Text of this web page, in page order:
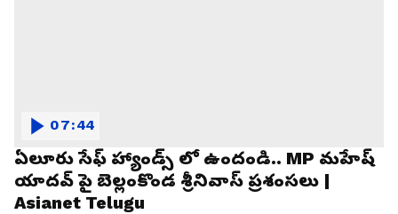
ఏలూరు సేఫ్ హ్యాండ్స్ లో ఉందండి.. MP మహేష్
యాదవ్ పై బెల్లంకొండ శ్రీనివాస్ ప్రశంసలు |
Asianet Telugu
07:44